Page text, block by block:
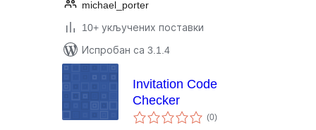
michael_porter
10+ укључених поставки
Испробан са 3.1.4
Invitation Code
Checker
(0укупних
оцена
)